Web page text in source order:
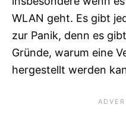
WLAN geht. Es gibt
zur Panik, denn es
Gründe, warum eine
hergestellt werden